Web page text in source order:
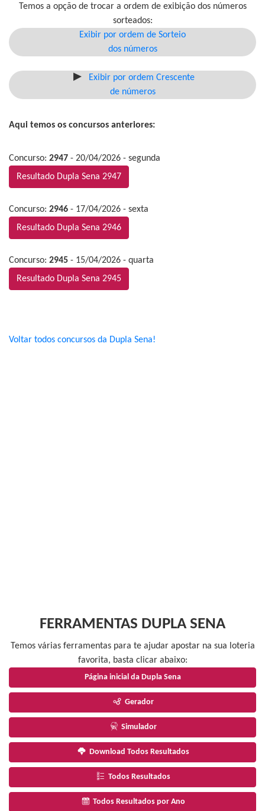
Temos a opção de trocar a ordem de exibição dos números
sorteados:
Exibir por ordem de Sorteio
dos números
Exibir por ordem Crescente
de números
Aqui temos os concursos anteriores:
Concurso: 2947 - 20/04/2026 - segunda
Resultado Dupla Sena 2947
Concurso: 2946 - 17/04/2026 - sexta
Resultado Dupla Sena 2946
Concurso: 2945 - 15/04/2026 - quarta
Resultado Dupla Sena 2945
Voltar todos concursos da Dupla Sena!
FERRAMENTAS DUPLA SENA
Temos várias ferramentas para te ajudar apostar na sua loteria
favorita, basta clicar abaixo:
Página inicial da Dupla Sena
Gerador
Simulador
Download Todos Resultados
Todos Resultados
Todos Resultados por Ano